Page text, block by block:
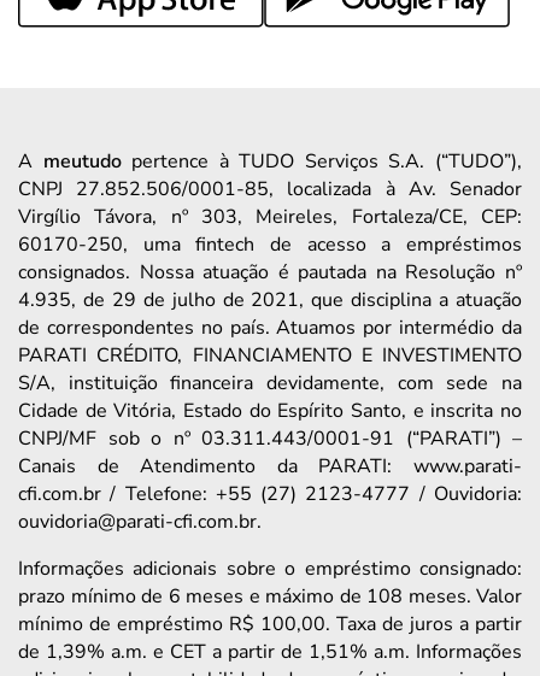
A meutudopertence à TUDO Serviços S.A. (“TUDO”),
CNPJ 27.852.506/0001-85, localizada à Av. Senador
Virgílio Távora, nº 303, Meireles, Fortaleza/CE, CEP:
60170-250, uma fintech de acesso a empréstimos
consignados. Nossa atuação é pautada na Resolução nº
4.935, de 29 de julho de 2021, que disciplina a atuação
de correspondentes no país. Atuamos por intermédio da
PARATI CRÉDITO, FINANCIAMENTO E INVESTIMENTO
S/A, instituição financeira devidamente, com sede na
Cidade de Vitória, Estado do Espírito Santo, e inscrita no
CNPJ/MF sob o nº 03.311.443/0001-91 (“PARATI”) –
Canais de Atendimento da PARATI: www.parati-
cfi.com.br / Telefone: +55 (27) 2123-4777 / Ouvidoria:
ouvidoria@parati-cfi.com.br.
Informações adicionais sobre o empréstimo consignado:
prazo mínimo de 6 meses e máximo de 108 meses. Valor
mínimo de empréstimo R$ 100,00. Taxa de juros a partir
de 1,39% a.m. e CET a partir de 1,51% a.m. Informações